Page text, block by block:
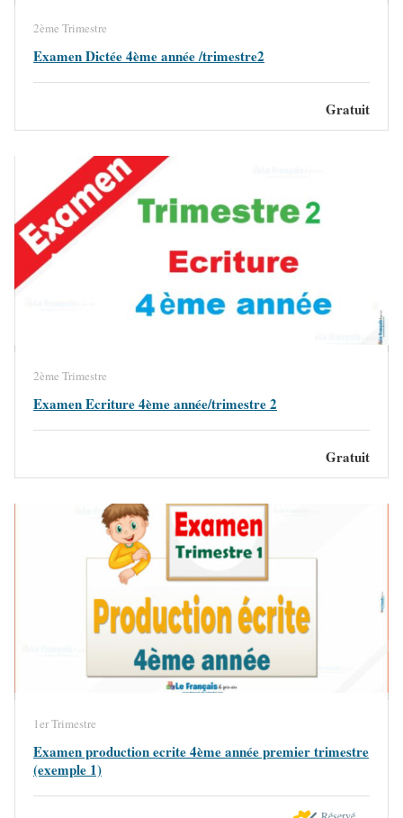
2ème Trimestre
Examen Dictée 4ème année /trimestre2
Gratuit
2ème Trimestre
Examen Ecriture 4ème année/trimestre 2
Gratuit
1er Trimestre
Examen production ecrite 4ème année premier trimestre
(exemple 1)
Réservé